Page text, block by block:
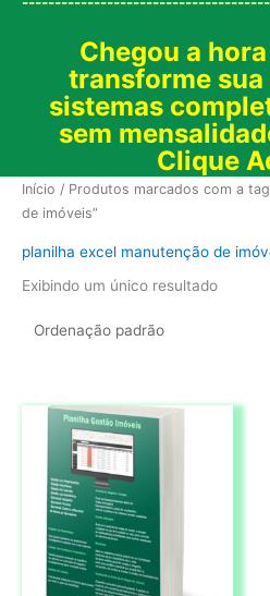
Chegou a
transforme
sistemas
sem
Clique
Início / Produtos marcados com a
de imóveis”
planilha excel manutenção de
Exibindo um único resultado